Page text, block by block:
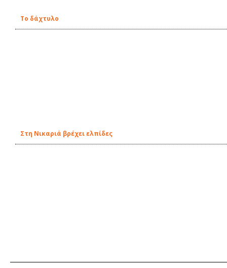
Το δάχτυλο
Στη Νικαριά βρέχει ελπίδες